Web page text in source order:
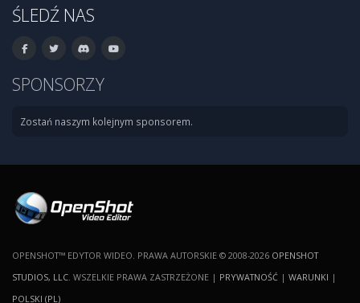
ŚLEDŹ NAS
SPONSORZY
Zostań naszym kolejnym sponsorem.
OPENSHOT™ EDYTOR WIDEO. PRAWA AUTORSKIE © 2008-2026 OPENSHOT
STUDIOS, LLC . WSZELKIE PRAWA ZASTRZEŻONE | PRYWATNOŚĆ | WARUNKI |
POLSKI (PL)